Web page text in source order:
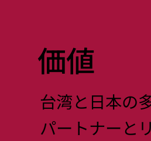
価値
台湾と日本の
パートナーと